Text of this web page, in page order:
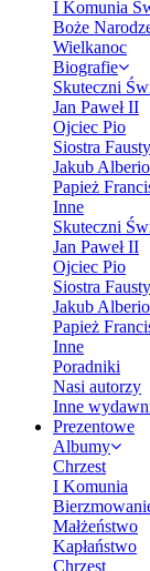
I Komunia
Boże
Wielkanoc
Biografie
Skuteczni
Jan Paweł II
Ojciec Pio
Siostra
Jakub
Papież
Inne
Skuteczni
Jan Paweł II
Ojciec Pio
Siostra
Jakub
Papież
Inne
Poradniki
Nasi autorzy
Inne
Prezentowe
Albumy
Chrzest
I Komunia
Małżeństwo
Kapłaństwo
Chrzest